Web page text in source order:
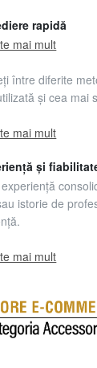
rapidă
mai mult
între diferite
și cea mai
mai mult
și
istorie de
mai mult